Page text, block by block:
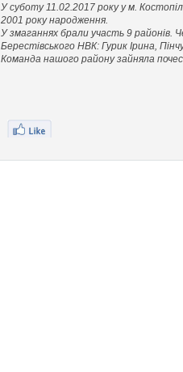
У суботу 11.02.2017 року у м.
2001 року народження.
У змаганнях брали участь 9 районів.
Берестівського НВК: Гурик Ірина,
Команда нашого району зайняла